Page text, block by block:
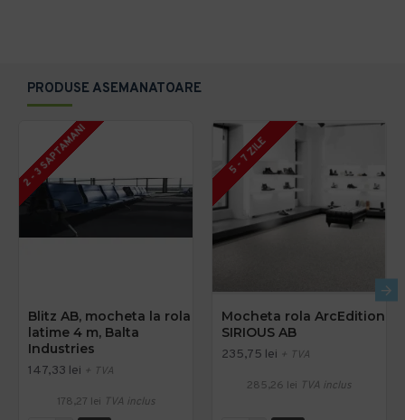
PRODUSE ASEMANATOARE
2 - 3 SAPTAMANI
Blitz AB, mocheta la rola
latime 4 m, Balta
Industries
147,33 lei + TVA
178,27 lei TVA inclus
5 - 7 ZILE
Mocheta rola ArcEdition
SIRIOUS AB
235,75 lei + TVA
285,26 lei TVA inclus